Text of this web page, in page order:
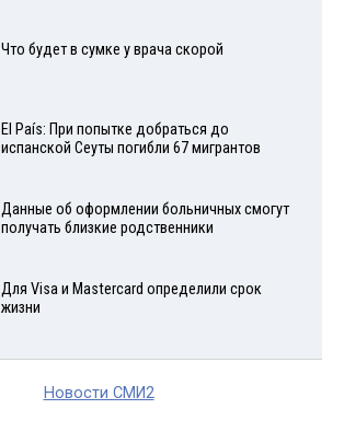
Что будет в сумке у врача скорой
El País: При попытке добраться до
испанской Сеуты погибли 67 мигрантов
Данные об оформлении больничных смогут
получать близкие родственники
Для Visа и Mastercard определили срок
жизни
Новости СМИ2